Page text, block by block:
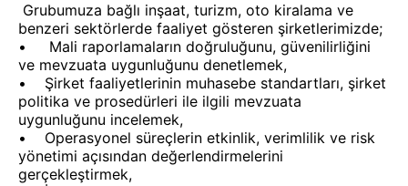
Grubumuza bağlı inşaat, turizm, oto kiralama ve
benzeri sektörlerde faaliyet gösteren şirketlerimizde;
• Mali raporlamaların doğruluğunu, güvenilirliğini
ve mevzuata uygunluğunu denetlemek,
• Şirket faaliyetlerinin muhasebe standartları, şirket
politika ve prosedürleri ile ilgili mevzuata
uygunluğunu incelemek,
• Operasyonel süreçlerin etkinlik, verimlilik ve risk
yönetimi açısından değerlendirmelerini
gerçekleştirmek,